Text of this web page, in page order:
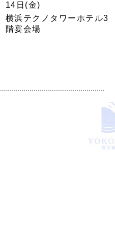
14日(金)
横浜テクノタワーホテル3
階宴会場